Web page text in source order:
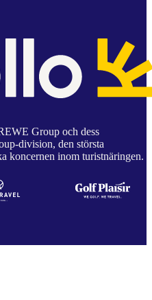
Group och dess
division, den största
koncernen inom turistnäringen.